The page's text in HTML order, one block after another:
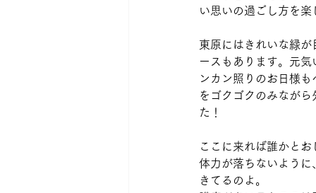
い思いの過ごし方を
東原にはきれいな緑
ースもあります。元
ンカン照りのお日様
をゴクゴクのみなが
た！
ここに来れば誰かと
体力が落ちないよう
きてるのよ。